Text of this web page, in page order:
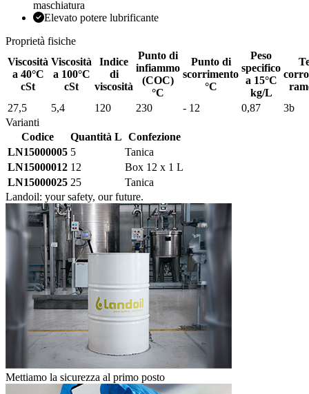
maschiatura
Elevato potere lubrificante
Proprietà fisiche
Viscosità
a 40°C
cSt
Viscosità
a 100°C
cSt
Indice
di
viscosità
Punto di
infiammo
(COC)
°C
Punto di
scorrimento
°C
Peso
specifico
a 15°C
kg/L
27,5
5,4 120 230 - 12 0,87
3b
Varianti
Codice
Quantità L Confezione
LN15000005 5
Tanica
LN15000012 12
Box 12 x 1 L
LN15000025 25
Tanica
Landoil: your safety, our future.
Mettiamo la sicurezza al primo posto